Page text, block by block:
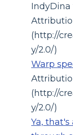
IndyDina
(http://
y/2.0/)
Warp
(http://
y/2.0/)
Ya,